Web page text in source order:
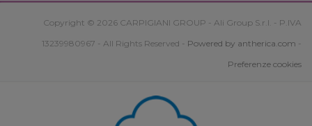
Copyright © 2026 CARPIGIANI GROUP - Ali Group S.r.l. - P.IVA
13239980967 - All Rights Reserved - Powered by antherica.com -
Preferenze cookies